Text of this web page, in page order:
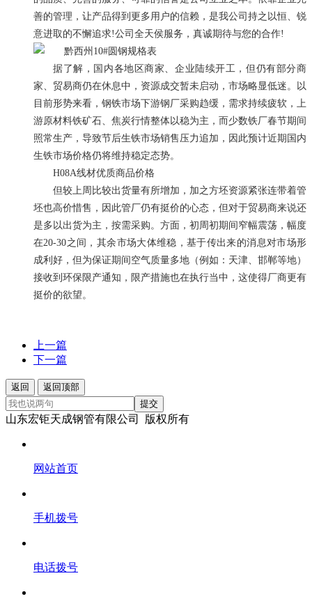
善的管理，让产品得到更多用户的信赖，是我公司持之以恒、锐
意进取的不懈追求!公司全天侯服务，真诚期待与您的合作!
据了解，国内各地区商家、企业陆续开工，但仍有部分商
家、贸易商仍在休息中，资源成交暂未启动，市场略显低迷。以
目前形势来看，钢铁市场下游钢厂采购趋缓，需求持续疲软，上
游原材料铁矿石、焦炭行情整体以稳为主，而少数铁厂春节期间
照常生产，导致节后生铁市场销售压力追加，因此预计近期国内
生铁市场价格仍将维持稳定态势。
H08A线材优质商品价格
但较上周比较出货量有所增加，加之方坯资源紧张连带着管
坯也高价惜售，因此管厂仍有挺价的心态，但对于贸易商来说还
是多以出货为主，按需采购。方面，初周初期间窄幅震荡，幅度
在20-30之间，其余市场大体维稳，基于传出来的消息对市场形
成利好，但为保证期间空气质量多地（例如：天津、邯郸等地）
接收到环保限产通知，限产措施也在执行当中，这使得厂商更有
挺价的欲望。
上一篇
下一篇
返回
返回顶部
提交
山东宏钜天成钢管有限公司 版权所有
网站首页
手机拨号
电话拨号